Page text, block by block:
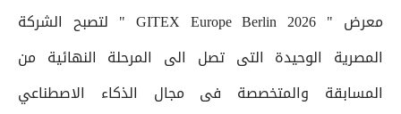
معرض " GITEX Europe Berlin 2026 " لتصبح الشركة
المصرية الوحيدة التى تصل الى المرحلة النهائية من
المسابقة والمتخصصة فى مجال الذكاء الاصطناعي